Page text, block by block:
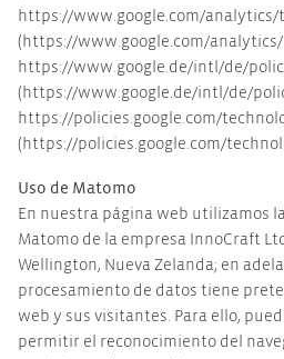
https://www.google.com/analytics/
(https://www.google.com/
https://www.google.de/intl/de/
(https://www.google.de/intl/de/
https://policies.google.com/
(https://policies.google.com/
Uso de Matomo
En nuestra página web utilizamos
Matomo de la empresa InnoCraft
Wellington, Nueva Zelanda; en
procesamiento de datos tiene
web y sus visitantes. Para ello,
permitir el reconocimiento del